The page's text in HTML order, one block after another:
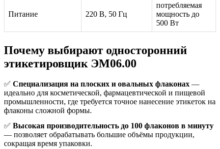
Питание 220 В, 50 Гц
потребляемая
мощность до
500 Вт
Почему выбирают односторонний
этикетировщик ЭМ06.00
✅ Специализация на плоских и овальных флаконах —
идеально для косметической, фармацевтической и пищевой
промышленности, где требуется точное нанесение этикеток на
флаконы сложной формы.
✅ Высокая производительность до 100 флаконов в минуту
— позволяет обрабатывать большие объёмы продукции,
сокращая время упаковки.